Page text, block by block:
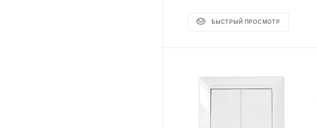
БЫСТРЫЙ ПРОСМОТР